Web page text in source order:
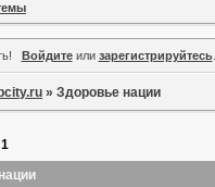
Войдитеили зарегистрируйтесь.
»Здоровье нации
1